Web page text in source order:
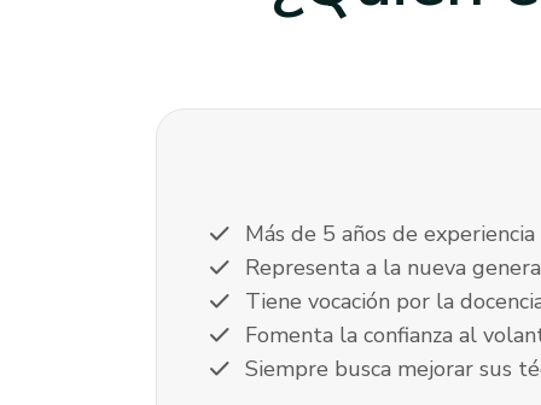
check Más de 5 años de experiencia
check Representa a la nueva
check Tiene vocación por la
check Fomenta la confianza al
check Siempre busca mejorar sus